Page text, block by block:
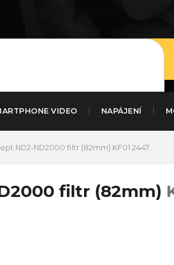
VIDEO NAPÁJENÍ
ND2-ND2000 filtr (82mm) KF01.2447
filtr (82mm)